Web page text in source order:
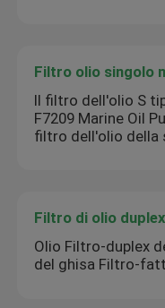
Filtro olio singolo
Il filtro dell'olio S
F7209 Marine Oil
filtro dell'olio della
Filtro di olio duplex
Olio Filtro-duplex
del ghisa Filtro-